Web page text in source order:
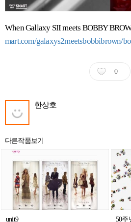
When Gallaxy SII meets BOBBY
mart.com/galaxys2meetsbobbibrown/
0
한상호
다른작품보기
unit9 50주